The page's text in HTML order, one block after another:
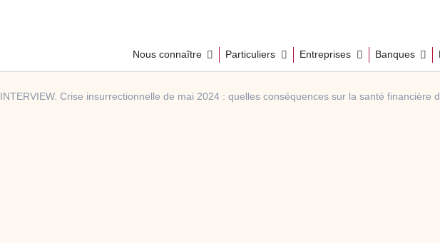
Nous connaître Particuliers Entreprises Banques
INTERVIEW. Crise insurrectionnelle de mai 2024 : quelles conséquences sur la santé financière